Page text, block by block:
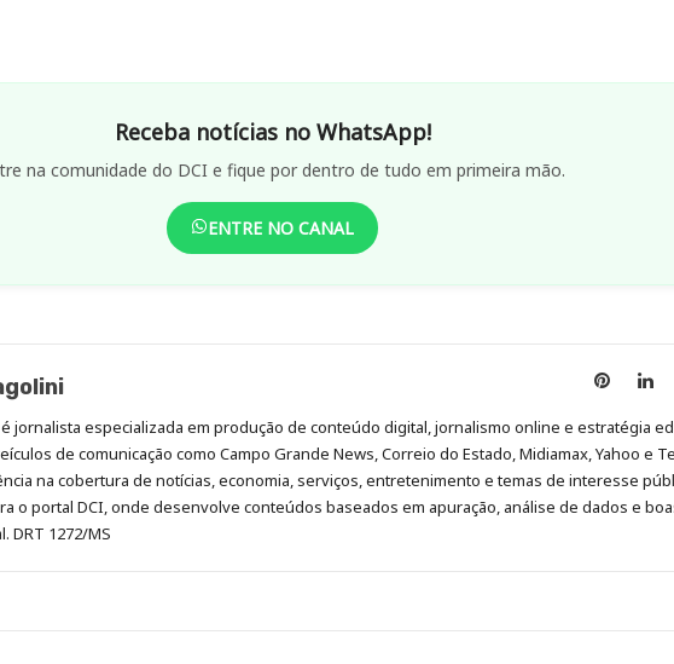
Receba notícias no WhatsApp!
na comunidade do DCI e fique por dentro de tudo em primeira mão.
ENTRE NO CANAL
Anny
no
no
jornalista especializada em produção de conteúdo digital, jornalismo online e estratégia
de comunicação como Campo Grande News, Correio do Estado, Midiamax, Yahoo e
na cobertura de notícias, economia, serviços, entretenimento e temas de interesse
o portal DCI, onde desenvolve conteúdos baseados em apuração, análise de dados e
DRT 1272/MS